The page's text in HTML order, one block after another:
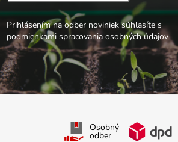
Prihlásením na odber noviniek súhlasíte s
podmienkami spracovania osobných údajov
Osobný
odber